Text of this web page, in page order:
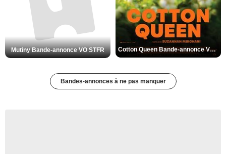
Mutiny Bande-annonce VO STFR Cotton Queen Bande-annonce VO STFR
Bandes-annonces à ne pas manquer